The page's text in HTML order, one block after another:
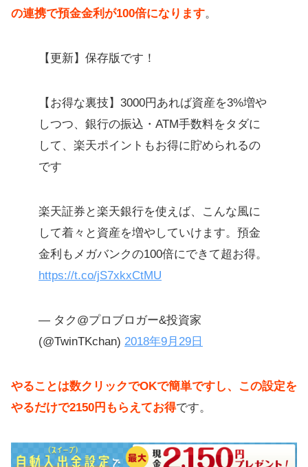
の連携で預金金利が100倍になります。
【更新】保存版です！
【お得な裏技】3000円あれば資産を3%増や
しつつ、銀行の振込・ATM手数料をタダに
して、楽天ポイントもお得に貯められるの
です
楽天証券と楽天銀行を使えば、こんな風に
して着々と資産を増やしていけます。預金
金利もメガバンクの100倍にできて超お得。
https://t.co/jS7xkxCtMU
— タク@プロブロガー&投資家
(@TwinTKchan) 2018年9月29日
やることは数クリックでOKで簡単ですし、この設定を
やるだけで2150円もらえてお得です。